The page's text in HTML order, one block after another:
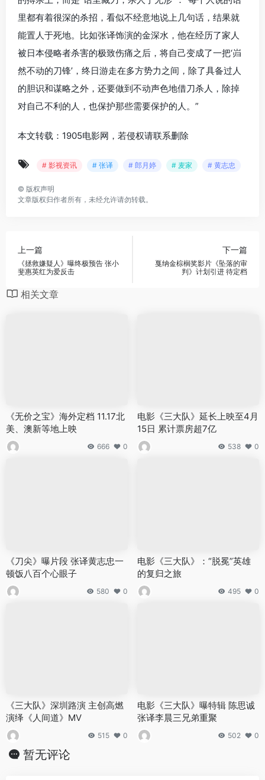
里都有着很深的杀招，看似不经意地说上几句话，结果就
能置人于死地。比如张译饰演的金深水，他在经历了家人
被日本侵略者杀害的极致伤痛之后，将自己变成了一把‘岿
然不动的刀锋’，终日游走在多方势力之间，除了具备过人
的胆识和谋略之外，还要做到不动声色地借刀杀人，除掉
对自己不利的人，也保护那些需要保护的人。”
本文转载：1905电影网，若侵权请联系删除
# 影视资讯 # 张译 # 郎月婷 # 麦家 # 黄志忠
© 版权声明
文章版权归作者所有，未经允许请勿转载。
上一篇
《拯救嫌疑人》曝终极预告 张小
斐惠英红为爱反击
下一篇
戛纳金棕榈奖影片《坠落的审
判》计划引进 待定档
相关文章
《无价之宝》海外定档 11.17北
美、澳新等地上映
666 0
电影《三大队》延长上映至4月
15日 累计票房超7亿
538 0
《刀尖》曝片段 张译黄志忠一
顿饭八百个心眼子
580 0
电影《三大队》：“脱冕”英雄
的复归之旅
495 0
《三大队》深圳路演 主创高燃
演绎《人间道》MV
515 0
电影《三大队》曝特辑 陈思诚
张译李晨三兄弟重聚
502 0
暂无评论